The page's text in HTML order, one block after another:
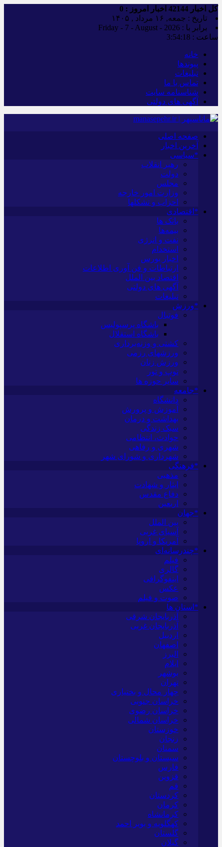
کل اخبار اخبار امروز : 0
تاریخ : جمعه, ۱۶ مرداد , ۱۴۰۵
برابر با : Friday - 7 - August - 2026
ساعت : 3:54:19
خانه
پیوندها
تبلیغات
تماس با ما
شناسنامه سایت
آگهی های دولتی
صفحه اصلی
آخرین اخبار
*سیاسی
رهبر انقلاب
دولت
مجلس
وزارت امور خارجه
احزاب و تشکلها
*اقتصادی
بانک ها
بیمه‌ها
نفت و انرژی
استخدام
اخبار بورس
ارتباطات و فن آوری اطلاعات
اقتصاد بین الملل
آگهی های دولتی
تبلیغات
*ورزش
فوتبال
باشگاه پرسپولیس
باشگاه استقلال
کشتی و وزنه‌برداری
ورزشهای رزمی
ورزش زنان
توپ و تور
سایر حوزه ها
*جامعه
دانشگاه
آموزش و پرورش
بهداشت و درمان
سبک زندگی
حوادث، انتظامی
شهری و رفاهی
شهرداری و شورای شهر
*فرهنگی
مذهبی
ایثار و شهادت
دفاع مقدس
اربعین
*جهان
بین الملل
آسیای غربی
آمریکا و اروپا
*چندرسانه‌ای
فیلم
گالری
اینفوگرافی
عکس
صوت و فیلم
*استان ها
آذربایجان شرقی
آذربایجان غربی
اردبیل
اصفهان
البرز
ایلام
بوشهر
تهران
چهار محال و بختیاری
خراسان جنوبی
خراسان رضوی
خراسان شمالی
خوزستان
زنجان
سمنان
سیستان و بلوچستان
فارس
قزوین
قم
کردستان
کرمان
کرمانشاه
کهگلویه و بویر احمد
گلستان
گیلان